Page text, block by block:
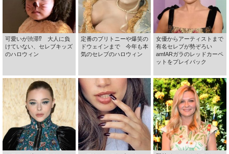
可愛いが渋滞⁉ 大人に負
けていない、セレブキッズ
のハロウィン
定番のブリトニーや爆笑の
ドウェインまで 今年も本
気のセレブのハロウィン
女優からアーティストまで
有名セレブが勢ぞろい
amfARガラのレッドカーペ
ットをプレイバック